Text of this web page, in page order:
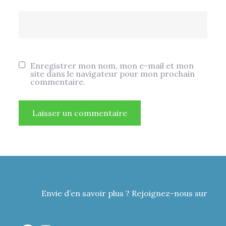
Enregistrer mon nom, mon e-mail et mon
site dans le navigateur pour mon prochain
commentaire.
Envie d’en savoir plus ? Rejoignez-nous sur